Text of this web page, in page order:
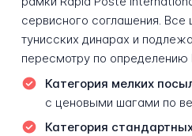
сервисного соглашения.
тунисских динарах и
пересмотру по определению
Категория мелких
с ценовыми шагами по
Категория